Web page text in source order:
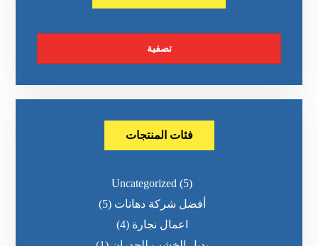
تصفية
فئات المنتجات
Uncategorized (5)
أفضل شركة دهانات (5)
اعمال نجارة (4)